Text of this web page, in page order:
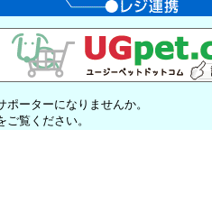
ーターになりませんか。
ご覧ください。